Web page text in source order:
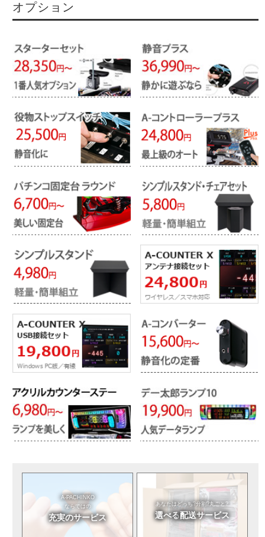
オプション
A-PACHINKO
ならではの
充実のサービス
あなたはどっち?分割?丸ごと?
選べる配送サービス